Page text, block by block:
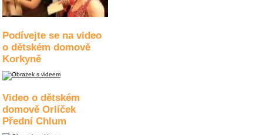
Podívejte se na video
o dětském domově
Korkyně
Video o dětském
domově Orlíček
Přední Chlum